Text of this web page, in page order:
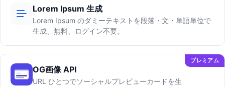
Lorem Ipsum 生成
Lorem Ipsum のダミーテキストを段落・文・単語単位で
生成、無料、ログイン不要。
プレミアム
OG画像 API
URL ひとつでソーシャルプレビューカードを生